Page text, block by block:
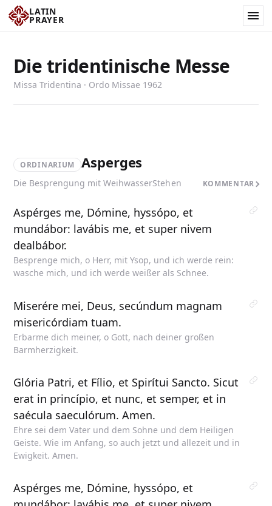
LATIN
PRAYER
Die tridentinische Messe
Missa Tridentina · Ordo Missae 1962
ORDINARIUM Asperges
Die Besprengung mit WeihwasserStehen KOMMENTAR
Aspérges me, Dómine, hyssópo, et
mundábor: lavábis me, et super nivem
dealbábor.
Besprenge mich, o Herr, mit Ysop, und ich werde rein:
wasche mich, und ich werde weißer als Schnee.
Miserére mei, Deus, secúndum magnam
misericórdiam tuam.
Erbarme dich meiner, o Gott, nach deiner großen
Barmherzigkeit.
Glória Patri, et Fílio, et Spirítui Sancto. Sicut
erat in princípio, et nunc, et semper, et in
saécula saeculórum. Amen.
Ehre sei dem Vater und dem Sohne und dem Heiligen
Geiste. Wie im Anfang, so auch jetzt und allezeit und in
Ewigkeit. Amen.
Aspérges me, Dómine, hyssópo, et